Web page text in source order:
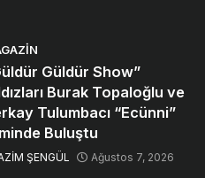
Güldür Show”
Burak Topaloğlu ve
Tulumbacı “Ecünni”
Buluştu
ŞENGÜL Ağustos 7, 2026